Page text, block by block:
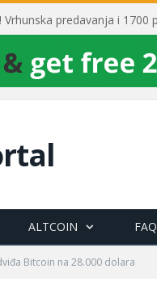
ALTCOIN FAQ
Bitcoin na 28.000 dolara